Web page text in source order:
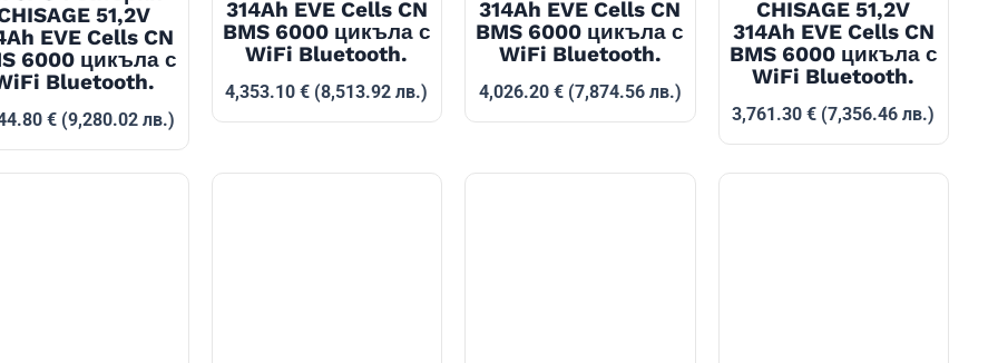
51,2V
EVE Cells CN
6000 цикъла с
Bluetooth.
€ (9,280.02 лв.)
314Ah EVE Cells CN
BMS 6000 цикъла с
WiFi Bluetooth.
4,353.10€ (8,513.92 лв.)
314Ah EVE Cells CN
BMS 6000 цикъла с
WiFi Bluetooth.
4,026.20 € (7,874.56 лв.)
CHISAGE 51,2V
314Ah EVE Cells CN
BMS 6000 цикъла с
WiFi Bluetooth.
3,761.30€ (7,356.46 лв.)